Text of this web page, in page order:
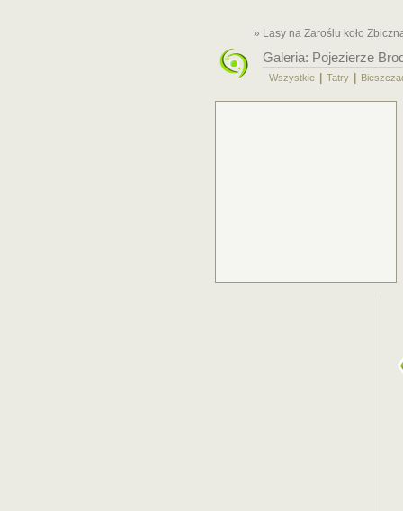
» Lasy na Zaroślu koło
Galeria: Pojezierze
Wszystkie Tatry